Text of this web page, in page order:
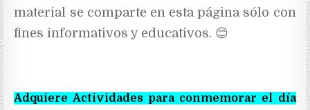
material se comparte en esta página sólo con
fines informativos y educativos. 😊
Adquiere Actividades para conmemorar el día